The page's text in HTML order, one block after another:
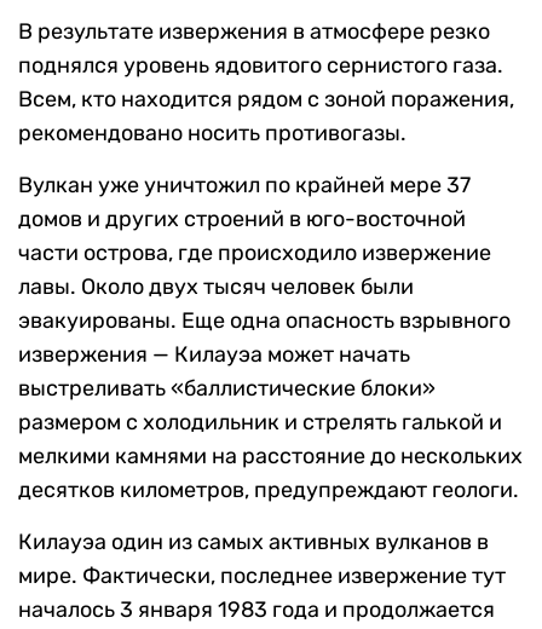
В результате извержения в атмосфере резко
поднялся уровень ядовитого сернистого газа.
Всем, кто находится рядом с зоной поражения,
рекомендовано носить противогазы.
Вулкан уже уничтожил по крайней мере 37
домов и других строений в юго-восточной
части острова, где происходило извержение
лавы. Около двух тысяч человек были
эвакуированы. Еще одна опасность взрывного
извержения — Килауэа может начать
выстреливать «баллистические блоки»
размером с холодильник и стрелять галькой и
мелкими камнями на расстояние до нескольких
десятков километров, предупреждают геологи.
Килауэа один из самых активных вулканов в
мире. Фактически, последнее извержение тут
началось 3 января 1983 года и продолжается